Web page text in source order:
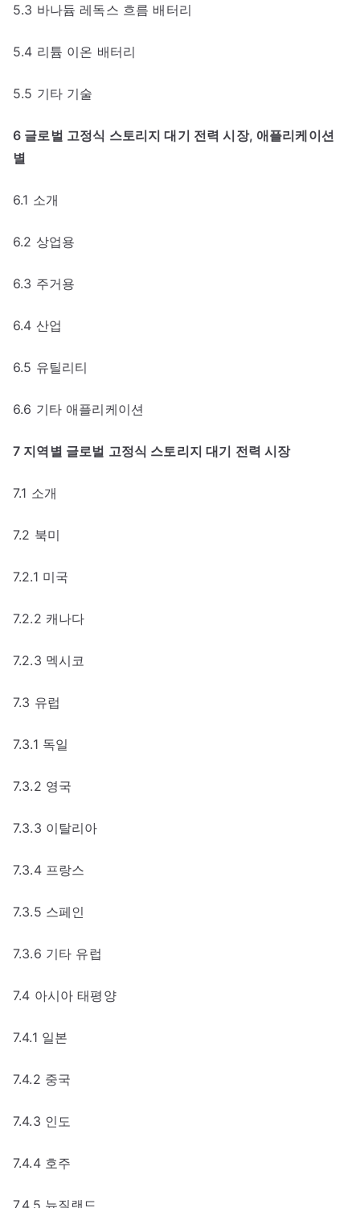
5.3 바나듐 레독스 흐름 배터리
5.4 리튬 이온 배터리
5.5 기타 기술
6 글로벌 고정식 스토리지 대기 전력 시장, 애플리케이션
별
6.1 소개
6.2 상업용
6.3 주거용
6.4 산업
6.5 유틸리티
6.6 기타 애플리케이션
7 지역별 글로벌 고정식 스토리지 대기 전력 시장
7.1 소개
7.2 북미
7.2.1 미국
7.2.2 캐나다
7.2.3 멕시코
7.3 유럽
7.3.1 독일
7.3.2 영국
7.3.3 이탈리아
7.3.4 프랑스
7.3.5 스페인
7.3.6 기타 유럽
7.4 아시아 태평양
7.4.1 일본
7.4.2 중국
7.4.3 인도
7.4.4 호주
7.4.5 뉴질랜드